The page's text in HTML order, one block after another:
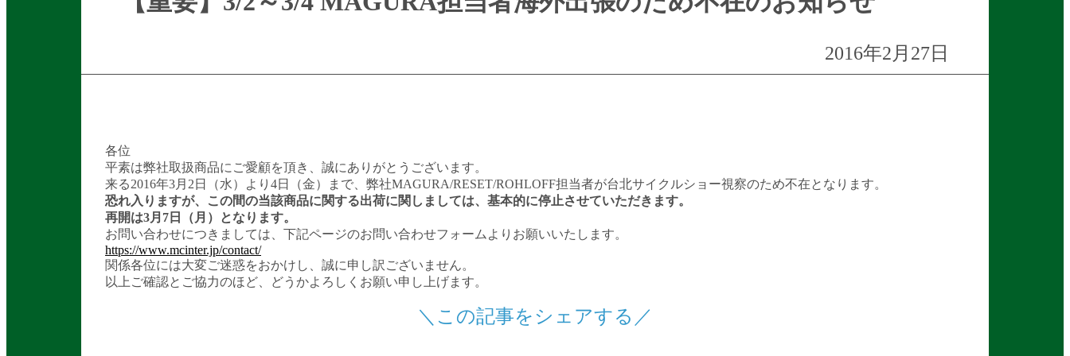
2016年2月27日
各位
平素は弊社取扱商品にご愛顧を頂き、誠にありがとうございます。
来る2016年3月2日（水）より4日（金）まで、弊社MAGURA/RESET/ROHLOFF担当者が台北サイクルショー視察のため不在となります。
恐れ入りますが、この間の当該商品に関する出荷に関しましては、基本的に停止させていただきます。
再開は3月7日（月）となります。
お問い合わせにつきましては、下記ページのお問い合わせフォームよりお願いいたします。
https://www.mcinter.jp/contact/
関係各位には大変ご迷惑をおかけし、誠に申し訳ございません。
以上ご確認とご協力のほど、どうかよろしくお願い申し上げます。
＼この記事をシェアする／